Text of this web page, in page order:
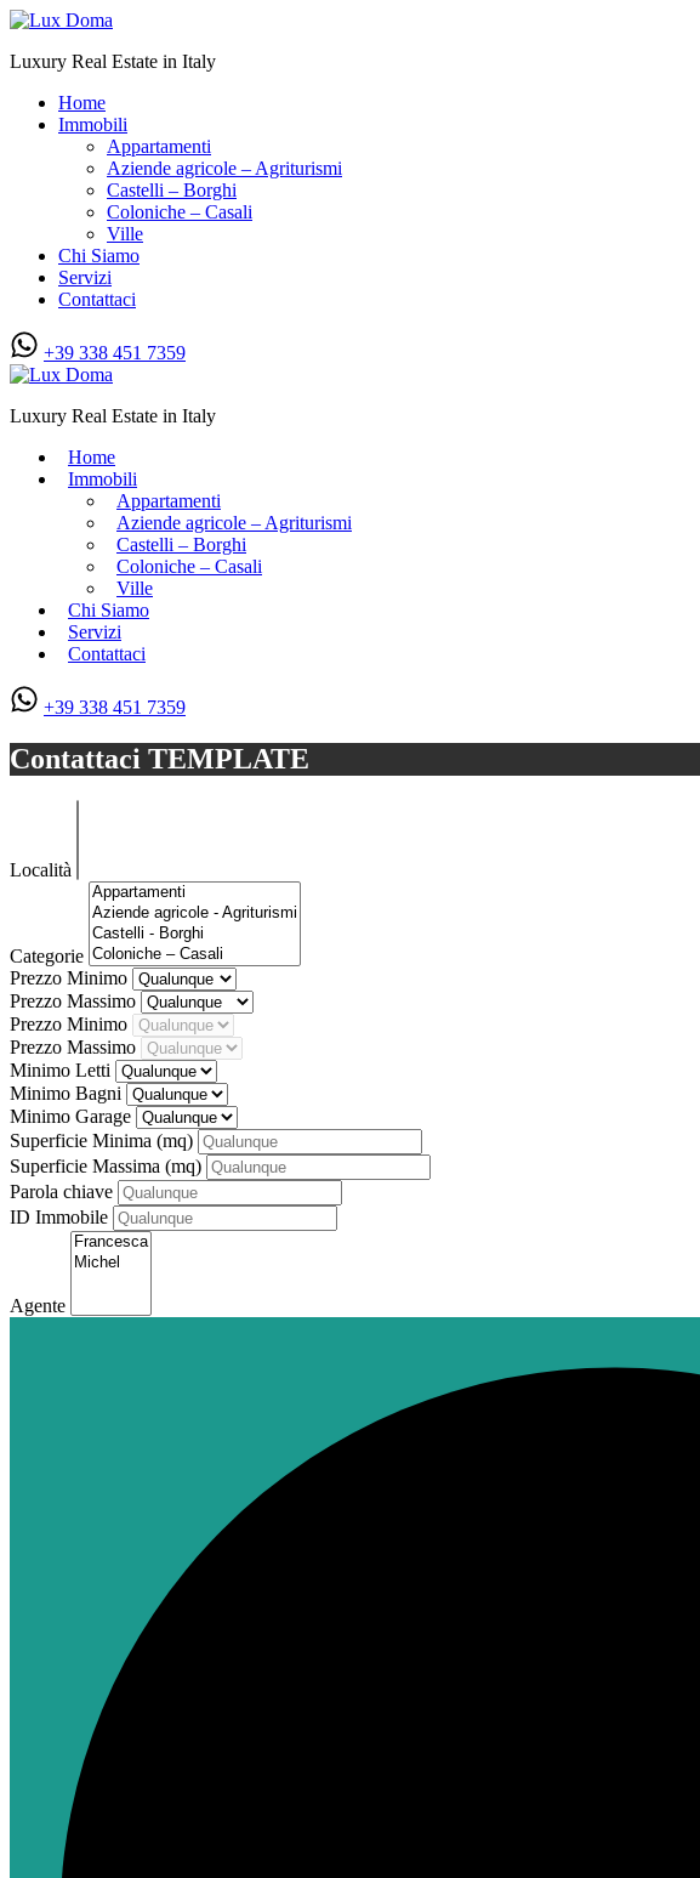
Luxury Real Estate in Italy
Home
Immobili
Appartamenti
Aziende agricole – Agriturismi
Castelli – Borghi
Coloniche – Casali
Ville
Chi Siamo
Servizi
Contattaci
+39 338 451 7359
Luxury Real Estate in Italy
Home
Immobili
Appartamenti
Aziende agricole – Agriturismi
Castelli – Borghi
Coloniche – Casali
Ville
Chi Siamo
Servizi
Contattaci
+39 338 451 7359
Contattaci TEMPLATE
Località
Categorie
Prezzo Minimo
Prezzo Massimo
Prezzo Minimo
Prezzo Massimo
Minimo Letti
Minimo Bagni
Minimo Garage
Superficie Minima (mq)
Superficie Massima (mq)
Parola chiave
ID Immobile
Agente